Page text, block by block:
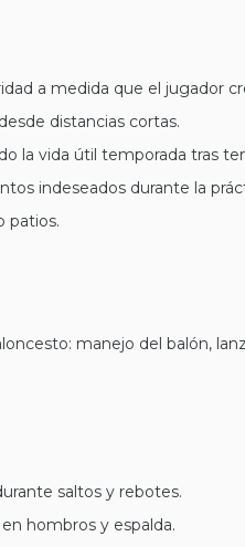
a medida que el jugador
distancias cortas.
la vida útil temporada tras
indeseados durante la
patios.
manejo del balón,
saltos y rebotes.
hombros y espalda.